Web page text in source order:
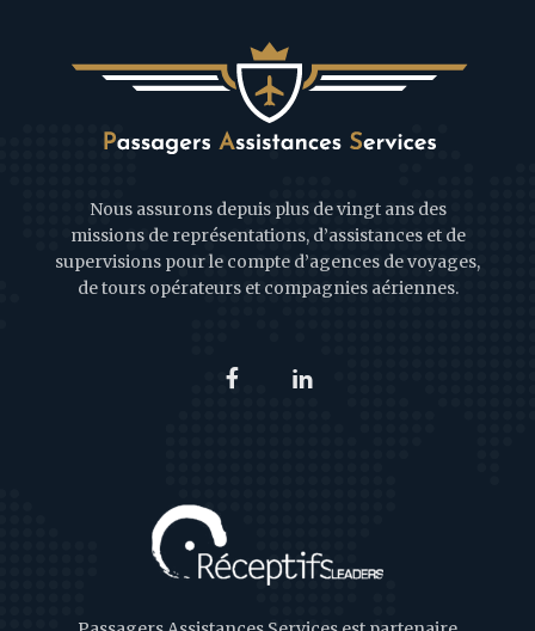
Nous assurons depuis plus de vingt ans des
missions de représentations, d’assistances et de
supervisions pour le compte d’agences de voyages,
de tours opérateurs et compagnies aériennes.